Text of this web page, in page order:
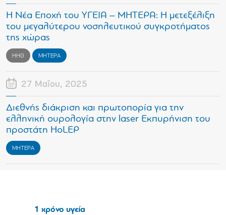
Η Νέα Εποχή του ΥΓΕΙΑ – ΜΗΤΕΡΑ: Η μετεξέλιξη
του μεγαλύτερου νοσηλευτικού συγκροτήματος
της χώρας
HHG ΜΗΤΕΡΑ
27 Μαΐου, 2025
Διεθνής διάκριση και πρωτοπορία για την
ελληνική ουρολογία στην laser Εκπυρήνιση του
προστάτη ΗoLEP
ΜΗΤΕΡΑ
1 χρόνο υγεία